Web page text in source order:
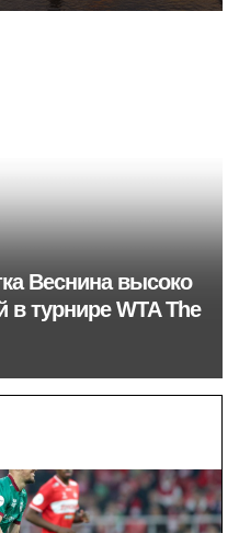
спортивного комплекса
Веснина высоко
турнире WTA The